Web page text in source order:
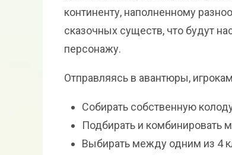
континенту, наполненному
сказочных существ, что будут
персонажу.
Отправляясь в авантюры,
Собирать собственную
Подбирать и комбинировать
Выбирать между одним из 4